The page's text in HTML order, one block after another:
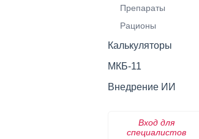
Препараты
Рационы
Калькуляторы
МКБ-11
Внедрение ИИ
Вход для
специалистов